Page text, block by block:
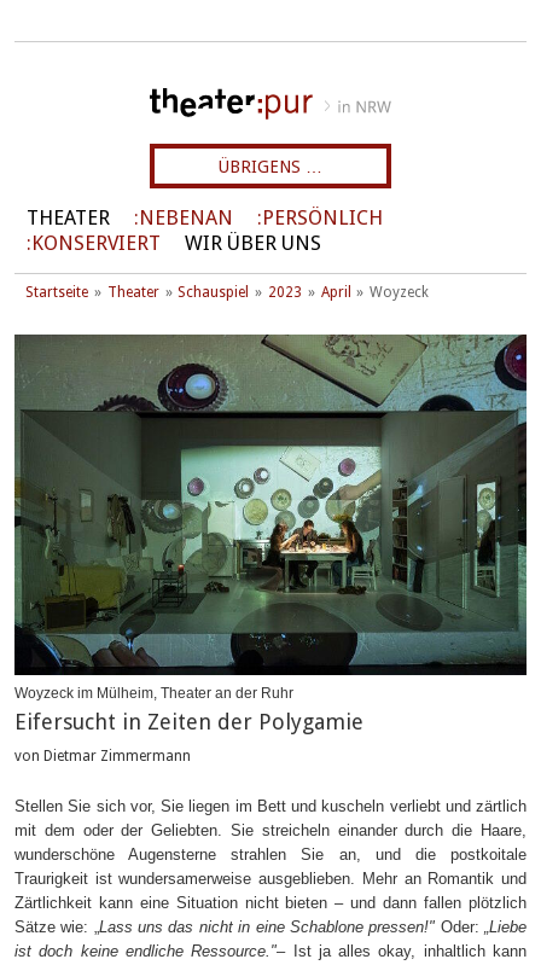
ÜBRIGENS …
THEATER NEBENAN
PERSÖNLICH
KONSERVIERT
WIR ÜBER UNS
Startseite Theater Schauspiel 2023 April Woyzeck
Woyzeck im Mülheim, Theater an der Ruhr
Eifersucht in Zeiten der Polygamie
von Dietmar Zimmermann
Stellen Sie sich vor, Sie liegen im Bett und kuscheln verliebt und zärtlich
mit dem oder der Geliebten. Sie streicheln einander durch die Haare,
wunderschöne Augensterne strahlen Sie an, und die postkoitale
Traurigkeit ist wundersamerweise ausgeblieben. Mehr an Romantik und
Zärtlichkeit kann eine Situation nicht bieten – und dann fallen plötzlich
Sätze wie: „Lass uns das nicht in eine Schablone pressen!" Oder: „Liebe
ist doch keine endliche Ressource."– Ist ja alles okay, inhaltlich kann